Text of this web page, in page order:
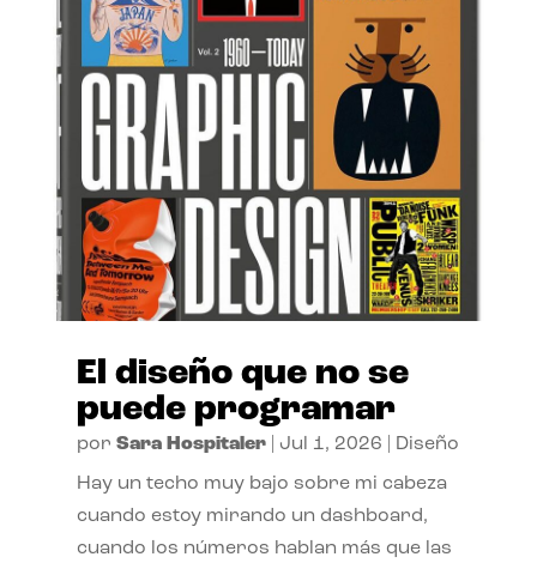
El diseño que no se
puede programar
por Sara Hospitaler| Jul 1, 2026 Diseño
Hay un techo muy bajo sobre mi cabeza
cuando estoy mirando un dashboard,
cuando los números hablan más que las